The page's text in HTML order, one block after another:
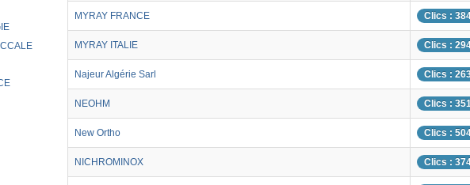
MYRAY FRANCE Clics :
MYRAY ITALIE Clics :
Najeur Algérie Sarl Clics :
NEOHM Clics :
New Ortho Clics :
NICHROMINOX Clics :